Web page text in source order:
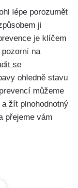
lépe porozumět
ji
je klíčem
na
se
ohledně stavu
můžeme
žít plnohodnotný
přejeme vám